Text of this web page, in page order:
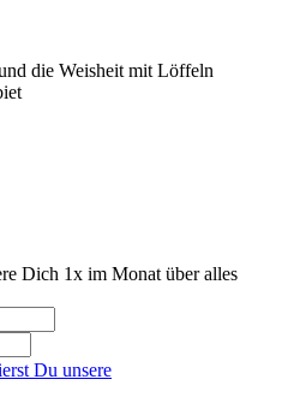
die Weisheit mit Löffeln
Dich 1x im Monat über alles
Du unsere